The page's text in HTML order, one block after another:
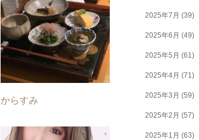
からすみ
2025年7月 (39)
2025年6月 (49)
2025年5月 (61)
2025年4月 (71)
2025年3月 (59)
2025年2月 (57)
2025年1月 (63)